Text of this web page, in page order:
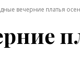
вечерние платья